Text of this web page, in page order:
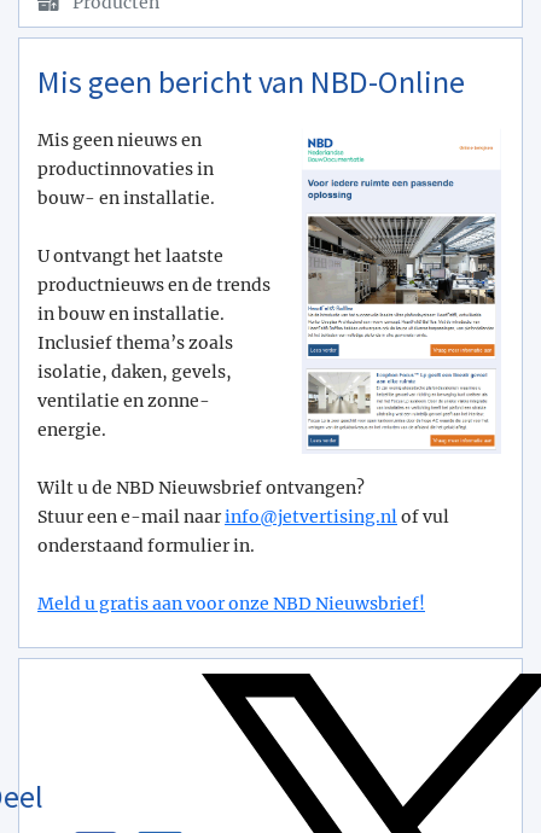
Mis geen bericht van NBD-Online
Mis geen nieuws en
productinnovaties in
bouw- en installatie.
U ontvangt het laatste
productnieuws en de trends
in bouw en installatie.
Inclusief thema’s zoals
isolatie, daken, gevels,
ventilatie en zonne-
energie.
Wilt u de NBD Nieuwsbrief ontvangen?
Stuur een e-mail naarinfo@­jetvertising.nlof vul
onderstaand formulier in.
Meld u gratis aan voor onze NBD Nieuwsbrief!